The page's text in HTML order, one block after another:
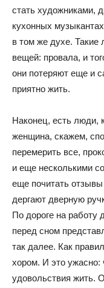
стать художниками,
кухонных
в том же духе. Такие
вещей: провала, и
они потеряют еще и
приятно жить.
Наконец, есть люди,
женщина, скажем,
перемерить все,
и еще несколькими
еще почитать
дергают дверную
По дороге на работу
перед сном
так далее. Как
хором. И это ужасно:
удовольствия жить.